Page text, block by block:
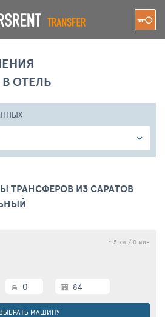
ОТЕЛЬ
ТРАНСФЕРОВ ИЗ САРАТОВ
~ 5 км / 0 мин
84
0
ВЫБРАТЬ МАШИНУ